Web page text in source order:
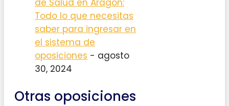
de Salud en Aragón:
Todo lo que necesitas
saber para ingresar en
el sistema de
oposiciones - agosto
30, 2024
Otras oposiciones